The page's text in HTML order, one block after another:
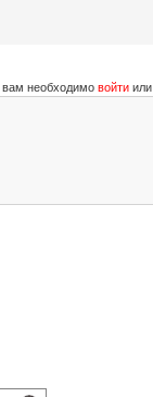
вам необходимо войти или